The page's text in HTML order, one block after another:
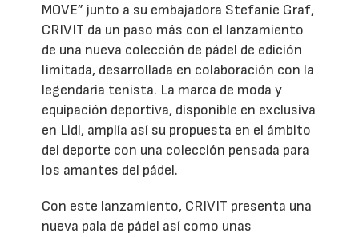
MOVE” junto a su embajadora Stefanie Graf,
CRIVIT da un paso más con el lanzamiento
de una nueva colección de pádel de edición
limitada, desarrollada en colaboración con la
legendaria tenista. La marca de moda y
equipación deportiva, disponible en exclusiva
en Lidl, amplía así su propuesta en el ámbito
del deporte con una colección pensada para
los amantes del pádel.
Con este lanzamiento, CRIVIT presenta una
nueva pala de pádel así como unas